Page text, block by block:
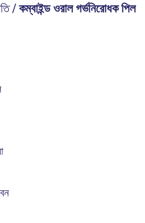
/কম্বাইন্ড ওরাল গর্ভনিরোধক পিল